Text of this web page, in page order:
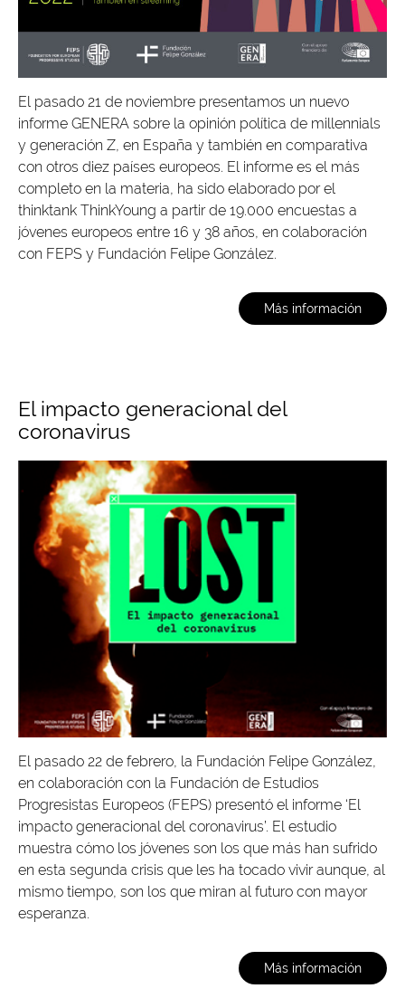
El pasado 21 de noviembre presentamos un nuevo
informe GENERA sobre la opinión política de millennials
y generación Z, en España y también en comparativa
con otros diez países europeos. El informe es el más
completo en la materia, ha sido elaborado por el
thinktank ThinkYoung a partir de 19.000 encuestas a
jóvenes europeos entre 16 y 38 años, en colaboración
con FEPS y Fundación Felipe González.
Más información
El impacto generacional del
coronavirus
El pasado 22 de febrero, la Fundación Felipe González,
en colaboración con la Fundación de Estudios
Progresistas Europeos (FEPS) presentó el informe ‘El
impacto generacional del coronavirus’. El estudio
muestra cómo los jóvenes son los que más han sufrido
en esta segunda crisis que les ha tocado vivir aunque, al
mismo tiempo, son los que miran al futuro con mayor
esperanza.
Más información